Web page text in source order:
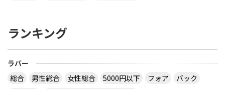
ランキング
ラバー
総合
男性総合 女性総合 5000円以下 フォア
バック